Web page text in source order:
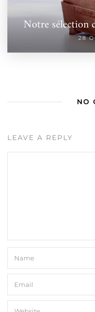
Notre sélection
28
NO
LEAVE A REPLY